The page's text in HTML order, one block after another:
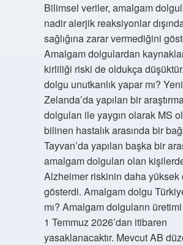
Bilimsel veriler, amalgam
nadir alerjik reaksiyonlar
sağlığına zarar vermediğini
Amalgam dolgulardan
kirliliği riski de oldukça
dolgu unutkanlık yapar mı? Yeni
Zelanda’da yapılan bir
dolguları ile yaygın olarak MS
bilinen hastalık arasında bir
Tayvan’da yapılan başka bir
amalgam dolguları olan
Alzheimer riskinin daha yüksek
gösterdi. Amalgam dolgu
mı? Amalgam dolguların
1 Temmuz 2026’dan itibaren
yasaklanacaktır. Mevcut AB